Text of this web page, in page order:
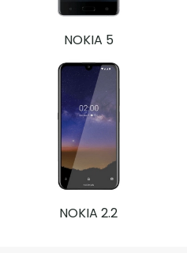
NOKIA 5
NOKIA 2.2